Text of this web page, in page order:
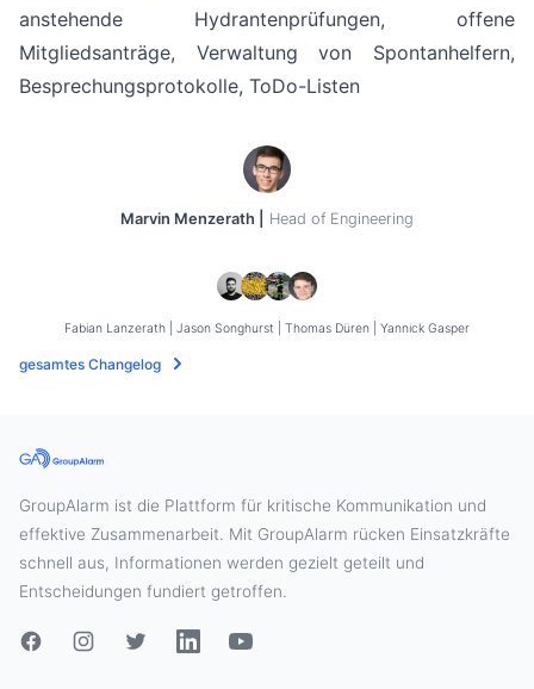
anstehende Hydrantenprüfungen, offene
Mitgliedsanträge, Verwaltung von Spontanhelfern,
Besprechungsprotokolle, ToDo-Listen
Marvin Menzerath | Head of Engineering
Fabian Lanzerath | Jason Songhurst | Thomas Düren | Yannick Gasper
gesamtes Changelog
GroupAlarm ist die Plattform für kritische Kommunikation und
effektive Zusammenarbeit. Mit GroupAlarm rücken Einsatzkräfte
schnell aus, Informationen werden gezielt geteilt und
Entscheidungen fundiert getroffen.